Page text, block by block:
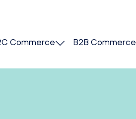
Commerce B2B Commerce